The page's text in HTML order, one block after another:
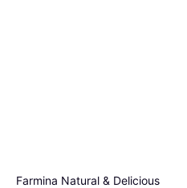
Farmina Natural & Delicious